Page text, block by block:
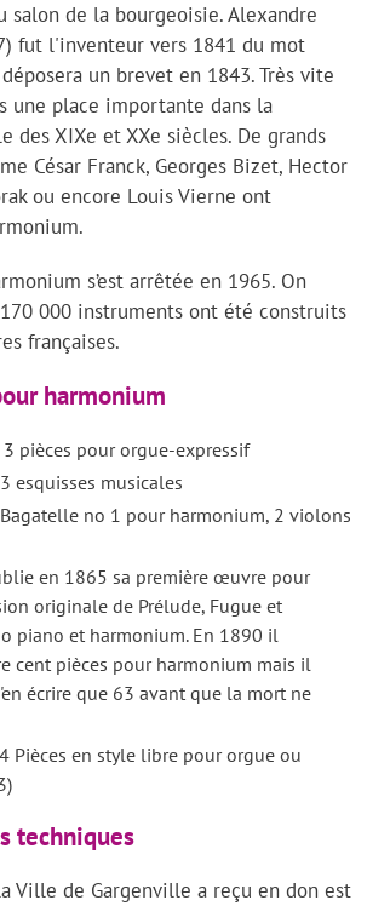
salon de la bourgeoisie. Alexandre
fut l'inventeur vers 1841 du mot
un brevet en 1843. Très vite
une place importante dans la
des XIXe et XXe siècles. De grands
César Franck, Georges Bizet, Hector
ou encore Louis Vierne ont
s’est arrêtée en 1965. On
000 instruments ont été construits
françaises.
harmonium
pièces pour orgue-expressif
esquisses musicales
no 1 pour harmonium, 2 violons
en 1865 sa première œuvre pour
originale de Prélude, Fugue et
piano et harmonium. En 1890 il
cent pièces pour harmonium mais il
écrire que 63 avant que la mort ne
Pièces en style libre pour orgue ou
techniques
Ville de Gargenville a reçu en don est